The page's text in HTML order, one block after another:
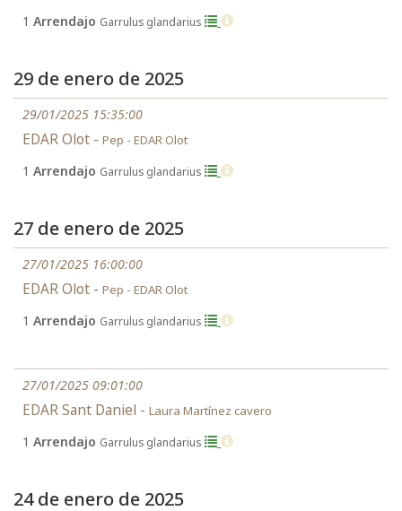
1 Arrendajo Garrulus glandarius
29 de enero de 2025
29/01/2025 15:35:00
EDAR Olot - Pep - EDAR Olot
1 Arrendajo Garrulus glandarius
27 de enero de 2025
27/01/2025 16:00:00
EDAR Olot - Pep - EDAR Olot
1 Arrendajo Garrulus glandarius
27/01/2025 09:01:00
EDAR Sant Daniel - Laura Martínez cavero
1 Arrendajo Garrulus glandarius
24 de enero de 2025